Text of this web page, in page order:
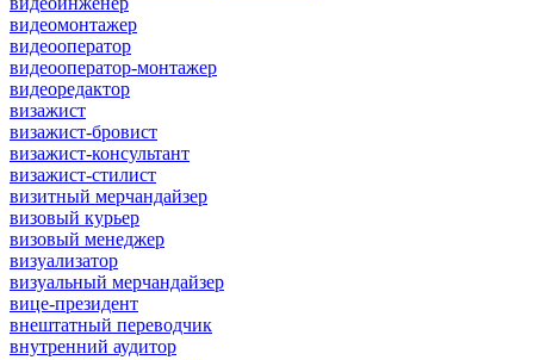
видеомонтажер
видеооператор
видеооператор-монтажер
видеоредактор
визажист
визажист-бровист
визажист-консультант
визажист-стилист
визитный мерчандайзер
визовый курьер
визовый менеджер
визуализатор
визуальный мерчандайзер
вице-президент
внештатный переводчик
внутренний аудитор